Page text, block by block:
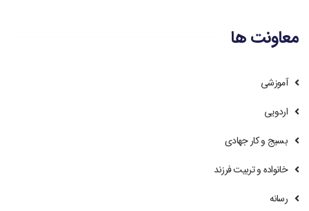
معاونت ها
آموزشی
اردویی
بسیج و کار جهادی
خانواده و تربیت فرزند
رسانه